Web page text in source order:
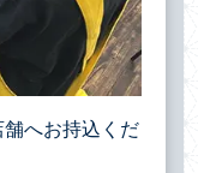
へお持込くだ